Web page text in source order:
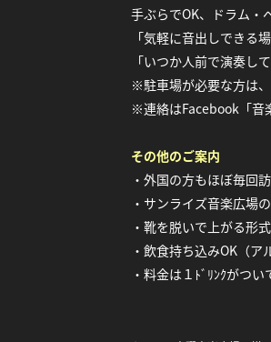
手ぶらでOK、ドラム・
「気軽に音出しできる
「いつか人前で演奏し
※駐車場が必要な方は
※連絡はFacebook「音
その他のご案内
・外国の方もほぼ毎回
・サンライズ音楽広場
・靴を脱いで上がる形
・飲食持ち込みOK（
・料金は１ﾄﾞﾘﾝｸがつ